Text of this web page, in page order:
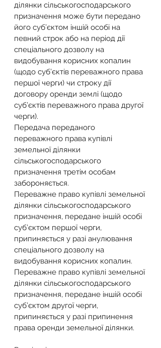
ділянки сільськогосподарського
призначення може бути передано
його суб’єктом іншій особі на
певний строк або на період дії
спеціального дозволу на
видобування корисних копалин
(щодо суб’єктів переважного права
першої черги) чи строку дії
договору оренди землі (щодо
суб’єктів переважного права другої
черги).
Передача переданого
переважного права купівлі
земельної ділянки
сільськогосподарського
призначення третім особам
забороняється.
Переважне право купівлі земельної
ділянки сільськогосподарського
призначення, передане іншій особі
суб’єктом першої черги,
припиняється у разі анулювання
спеціального дозволу на
видобування корисних копалин.
Переважне право купівлі земельної
ділянки сільськогосподарського
призначення, передане іншій особі
суб’єктом другої черги,
припиняється у разі припинення
права оренди земельної ділянки.